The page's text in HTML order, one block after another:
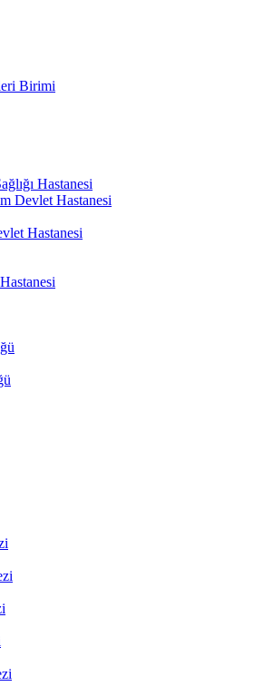
Birimi
Hastanesi
Devlet Hastanesi
Hastanesi